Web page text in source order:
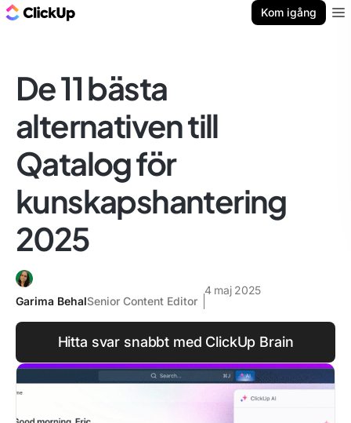
Kom igång
De 11 bästa
alternativen till
Qatalog för
kunskapshantering
2025
Garima BehalSenior Content Editor
4 maj 2025
Hitta svar snabbt med ClickUp Brain